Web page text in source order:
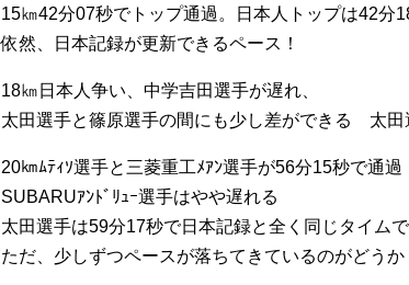
15㎞42分07秒でトップ通過。日本人トップは42分
依然、日本記録が更新できるペース！
18㎞日本人争い、中学吉田選手が遅れ、
太田選手と篠原選手の間にも少し差ができる 太田
20㎞ﾑﾃｨｿ選手と三菱重工ﾒｱﾝ選手が56分15秒で通過
SUBARUｱﾝﾄﾞﾘｭｰ選手はやや遅れる
太田選手は59分17秒で日本記録と全く同じタイム
ただ、少しずつペースが落ちてきているのがどうか